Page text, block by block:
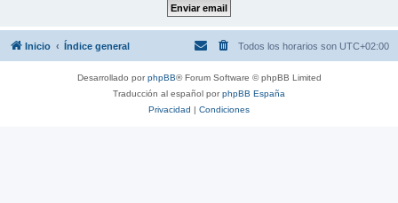
Inicio Índice general Todos los horarios son UTC+02:00
Desarrollado porphpBB® Forum Software © phpBB Limited
Traducción al español porphpBB España
Privacidad | Condiciones